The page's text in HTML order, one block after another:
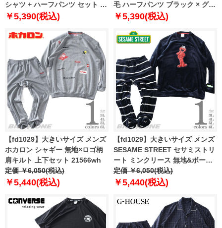
シャツ + ハーフパンツ セット ネ
イビー × ブラック 1258-4249-3
￥5,390(税込)
毛 ハーフパンツ ブラック × グレ
ー 1258-2244-2 3L 4L 5L 6L 8L
￥5,390(税込)
【fd1029】大きいサイズ メンズ
ホカロン シャギー 無地×ロゴ柄
肩キルト 上下セット 21566wh
定価 ￥6,050(税込)
￥5,440(税込)
【fd1029】大きいサイズ メンズ
SESAME STREET セサミストリ
ート ミンクリース 無地&ボーダ
ー柄 上下セット 215688h
定価 ￥6,050(税込)
￥5,440(税込)